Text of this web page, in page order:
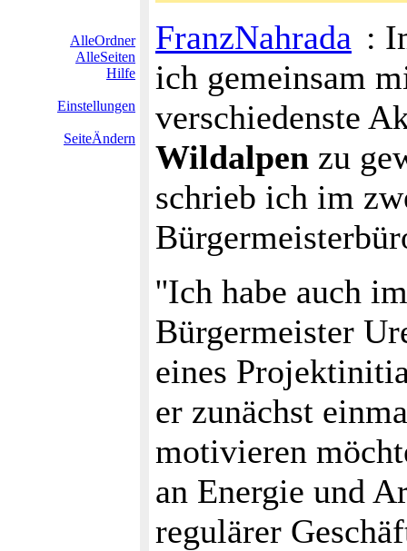
AlleOrdner
AlleSeiten
Hilfe
Einstellungen
SeiteÄndern
FranzNahrada :
ich gemeinsam
verschiedenste
Wildalpen zu
schrieb ich im
''Ich habe auch
Bürgermeister
eines
er zunächst
motivieren
an Energie und
regulärer